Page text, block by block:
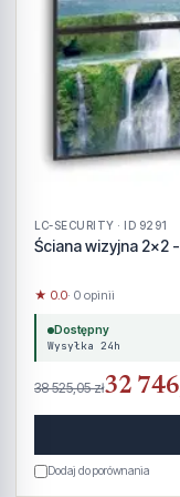
LC-SECURITY · ID 9291
Ściana wizyjna 2x2
★ 0.0· 0 opinii
Dostępny
Wysyłka 24h
38 525,05 zł32
Dodaj do porównania